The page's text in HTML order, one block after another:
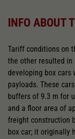
INFO ABOUT
Tariff conditions on
the other resulted
developing box cars
payloads. These
buffers of 9.3 m for
and a floor area of
freight construction
box car; it originally